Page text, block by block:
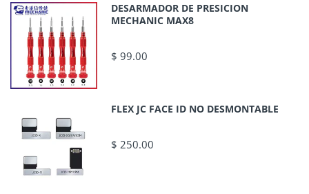
DESARMADOR DE PRESICION
MECHANIC MAX8
$ 99.00
FLEX JC FACE ID NO DESMONTABLE
$ 250.00